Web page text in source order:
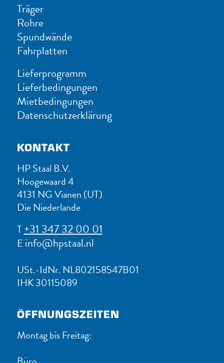
Träger
Rohre
Spundwände
Fahrplatten
Lieferprogramm
Lieferbedingungen
Mietbedingungen
Datenschutzerklärung
KONTAKT
HP Staal B.V.
Hoogewaard 4
4131 NG Vianen (UT)
Die Niederlande
T+31 347 32 00 01
E info@hpstaal.nl
USt.-IdNr. NL802158547B01
IHK 30115089
ÖFFNUNGSZEITEN
Montag bis Freitag: